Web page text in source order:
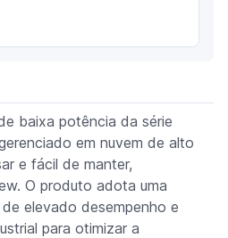
baixa potência da série
em nuvem de alto
e fácil de manter,
O produto adota uma
elevado desempenho e
para otimizar a